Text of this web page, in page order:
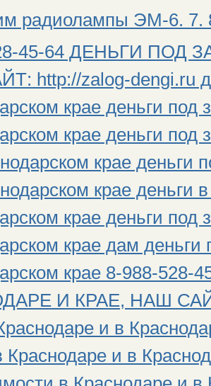
радиолампы ЭМ-6. 7.
45-64 ДЕНЬГИ ПОД
http://zalog-dengi.ru
крае деньги под
крае деньги
крае деньги
крае деньги
крае деньги под
крае дам деньги
крае 8-988-
И КРАЕ, НАШ
и в
Краснодаре и в